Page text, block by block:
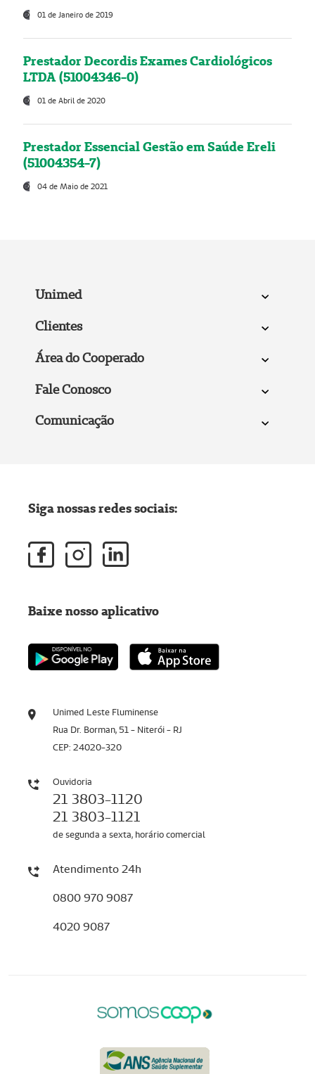
01 de Janeiro de 2019
Prestador Decordis Exames Cardiológicos
LTDA (51004346-0)
01 de Abril de 2020
Prestador Essencial Gestão em Saúde Ereli
(51004354-7)
04 de Maio de 2021
Unimed
Clientes
Área do Cooperado
Fale Conosco
Comunicação
Unimed Leste Fluminense
Rua Dr. Borman, 51 - Niterói - RJ
CEP: 24020-320
Ouvidoria
21 3803-1120
21 3803-1121
de segunda a sexta, horário comercial
Atendimento 24h
0800 970 9087
4020 9087
Siga nossas redes sociais:
Baixe nosso aplicativo